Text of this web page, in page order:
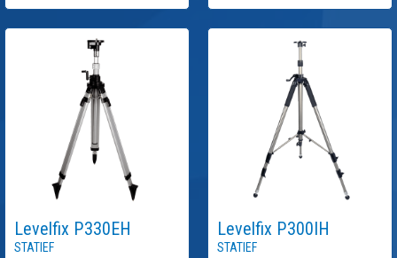
Levelfix P330EH
Statief
Levelfix P300IH
Statief